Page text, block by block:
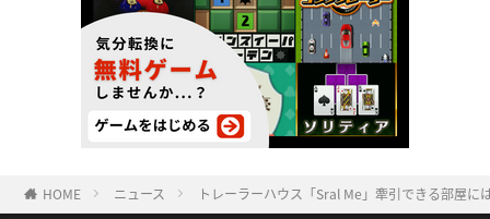
HOME ニュース トレーラーハウス「Sral Me」牽引できる部屋